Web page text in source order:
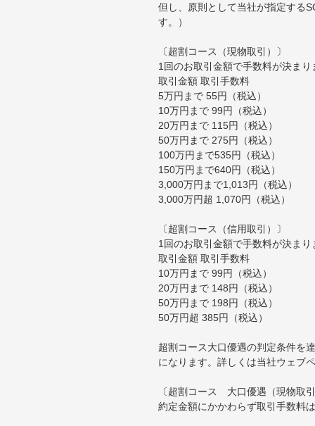
但し、原則として当社が指定する
す。）
〔超割コース（現物取引）〕
1回のお取引金額で手数料が決まり
取引金額 取引手数料
5万円まで 55円（税込）
10万円まで 99円（税込）
20万円まで 115円（税込）
50万円まで 275円（税込）
100万円まで535円（税込）
150万円まで640円（税込）
3,000万円まで1,013円（税込）
3,000万円超 1,070円（税込）
〔超割コース（信用取引）〕
1回のお取引金額で手数料が決まり
取引金額 取引手数料
10万円まで 99円（税込）
20万円まで 148円（税込）
50万円まで 198円（税込）
50万円超 385円（税込）
超割コース大口優遇の判定条件を
になります。詳しくは当社ウェブ
〔超割コース 大口優遇（現物取
約定金額にかかわらず取引手数料